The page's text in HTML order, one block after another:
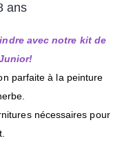
ans
avec notre kit de
parfaite à la peinture
nécessaires pour